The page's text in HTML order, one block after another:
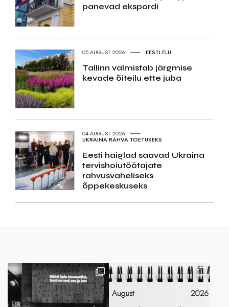
panevad ekspordi
05.AUGUST 2026 EESTI ELU
Tallinn valmistab järgmise
kevade õiteilu ette juba
04.AUGUST 2026
UKRAINA RAHVA TOETUSEKS
Eesti haiglad saavad Ukraina
tervishoiutöötajate
rahvusvaheliseks
õppekeskuseks